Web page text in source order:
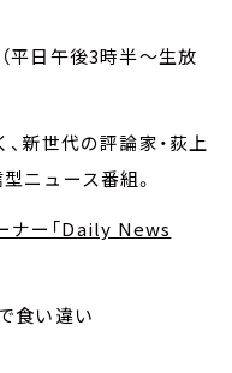
平日午後3時半～生放
新世代の評論家・荻上
ニュース番組。
ナー「Daily News
食い違い